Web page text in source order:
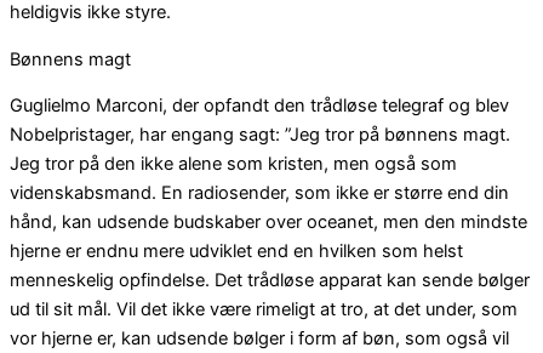
heldigvis ikke styre.
Bønnens magt
Guglielmo Marconi, der opfandt den trådløse telegraf og blev
Nobelpristager, har engang sagt: ”Jeg tror på bønnens magt.
Jeg tror på den ikke alene som kristen, men også som
videnskabsmand. En radiosender, som ikke er større end din
hånd, kan udsende budskaber over oceanet, men den mindste
hjerne er endnu mere udviklet end en hvilken som helst
menneskelig opfindelse. Det trådløse apparat kan sende bølger
ud til sit mål. Vil det ikke være rimeligt at tro, at det under, som
vor hjerne er, kan udsende bølger i form af bøn, som også vil